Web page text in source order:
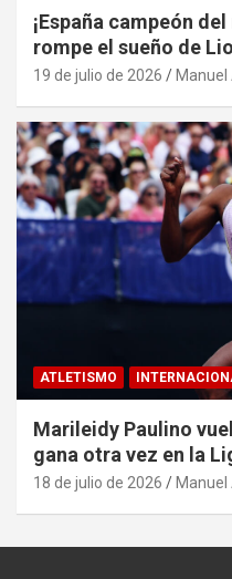
¡España campeón
rompe el sueño de
19 de julio de 2026 Manuel
ATLETISMO
Marileidy Paulino
gana otra vez en la
18 de julio de 2026 Manuel